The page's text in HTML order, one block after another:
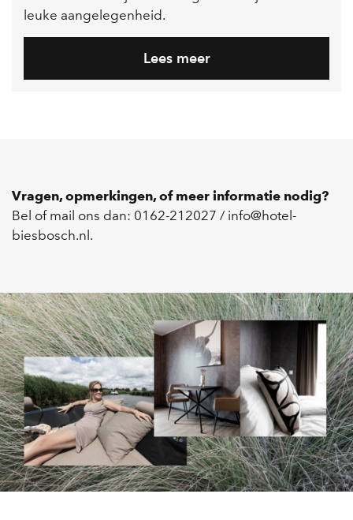
leuke aangelegenheid.
Lees meer
Vragen, opmerkingen, of meer informatie nodig?
Bel of mail ons dan: 0162-212027 / info@hotel-
biesbosch.nl.